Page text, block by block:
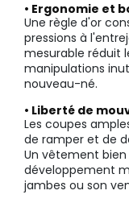
• Ergonomie et
Une règle d'or
pressions à
mesurable réduit
manipulations
nouveau-né.
• Liberté de
Les coupes
de ramper et de
Un vêtement
développement
jambes ou son